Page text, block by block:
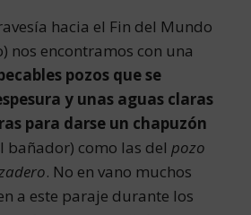
hacia el Fin del Mundo
nos encontramos con una
pozos que se
y unas aguas claras
para darse un chapuzón
bañador) como las del pozo
. No en vano muchos
a este paraje durante los